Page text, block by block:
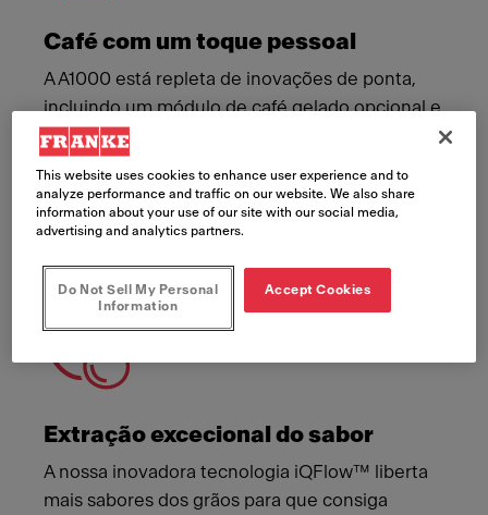
Café com um toque pessoal
A A1000 está repleta de inovações de ponta,
incluindo um módulo de café gelado opcional e
um complemento de uma Flavor Station. Agora,
do seu café à sua maneira.
Extração excecional do sabor
A nossa inovadora tecnologia iQFlow™ liberta
mais sabores dos grãos para que consiga
This website uses cookies to enhance user experience and to
analyze performance and traffic on our website. We also share
information about your use of our site with our social media,
advertising and analytics partners.
Do Not Sell My Personal
Information
Accept Cookies